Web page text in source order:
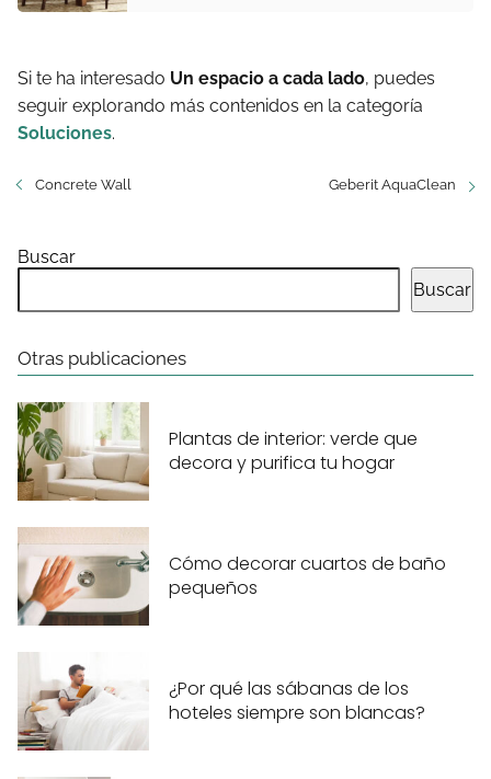
Si te ha interesado Un espacio a cada lado, puedes
seguir explorando más contenidos en la categoría
Soluciones.
Concrete Wall Geberit AquaClean
Buscar
Buscar
Otras publicaciones
Plantas de interior: verde que
decora y purifica tu hogar
Cómo decorar cuartos de baño
pequeños
¿Por qué las sábanas de los
hoteles siempre son blancas?